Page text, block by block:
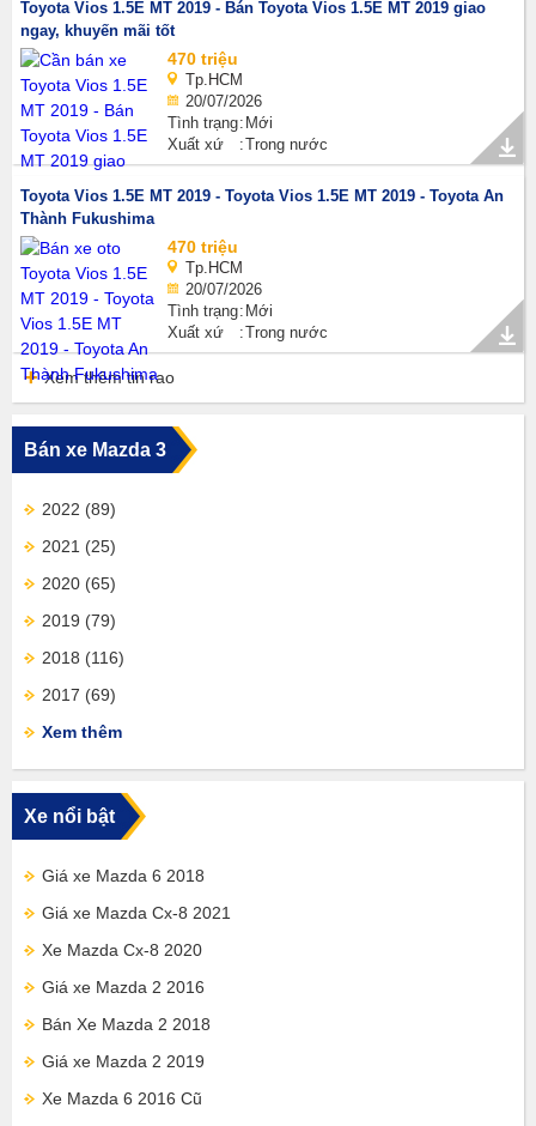
Toyota Vios 1.5E MT 2019 - Bán Toyota Vios 1.5E MT 2019 giao
ngay, khuyến mãi tốt
470 triệu
Tp.HCM
20/07/2026
Tình trạng Mới
Xuất xứ
Trong nước
Toyota Vios 1.5E MT 2019 - Toyota Vios 1.5E MT 2019 - Toyota An
Thành Fukushima
470 triệu
Tp.HCM
20/07/2026
Tình trạng Mới
Xuất xứ
Trong nước
Xem thêm tin rao
Bán xe Mazda 3
2022 (89)
2021 (25)
2020 (65)
2019 (79)
2018 (116)
2017 (69)
Xem thêm
Xe nổi bật
Giá xe Mazda 6 2018
Giá xe Mazda Cx-8 2021
Xe Mazda Cx-8 2020
Giá xe Mazda 2 2016
Bán Xe Mazda 2 2018
Giá xe Mazda 2 2019
Xe Mazda 6 2016 Cũ